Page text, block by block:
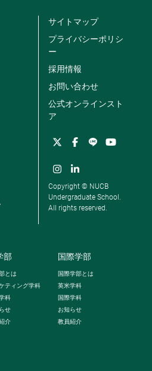
サイトマップ
プライバシーポリシ
ー
採用情報
お問い合わせ
公式オンラインスト
ア
Copyright © NUCB
Undergraduate School.
All rights reserved.
部
とは
ティング学科
科
せ
介
国際学部
国際学部とは
英米学科
国際学科
お知らせ
教員紹介